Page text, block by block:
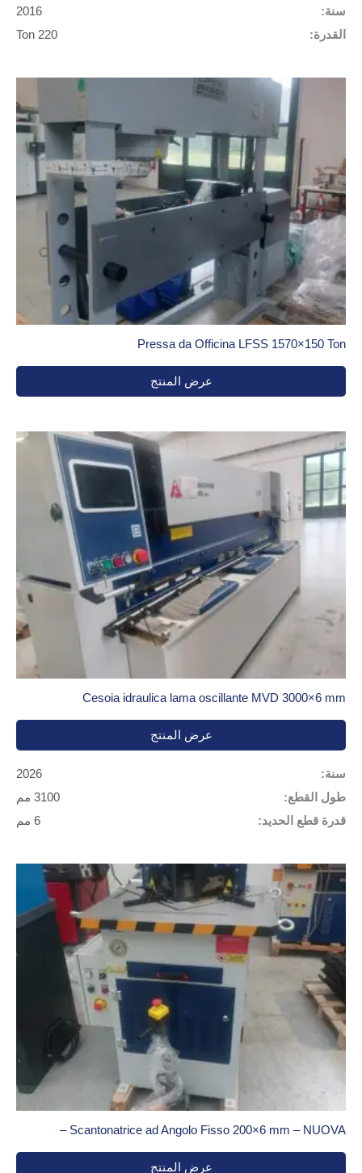
سنة:
2016
القدرة:
220 Ton
Pressa da Officina LFSS 1570×150 Ton
عرض المنتج
Cesoia idraulica lama oscillante MVD 3000×6 mm
عرض المنتج
سنة:
2026
طول القطع:
3100 مم
قدرة قطع الحديد:
6 مم
Scantonatrice ad Angolo Fisso 200×6 mm – NUOVA –
عرض المنتج